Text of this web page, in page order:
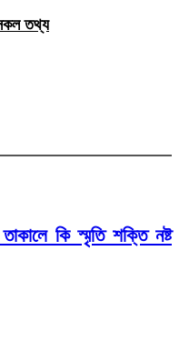
সকল তথ্য
তাকালে কি স্মৃতি শক্তি নষ্ট